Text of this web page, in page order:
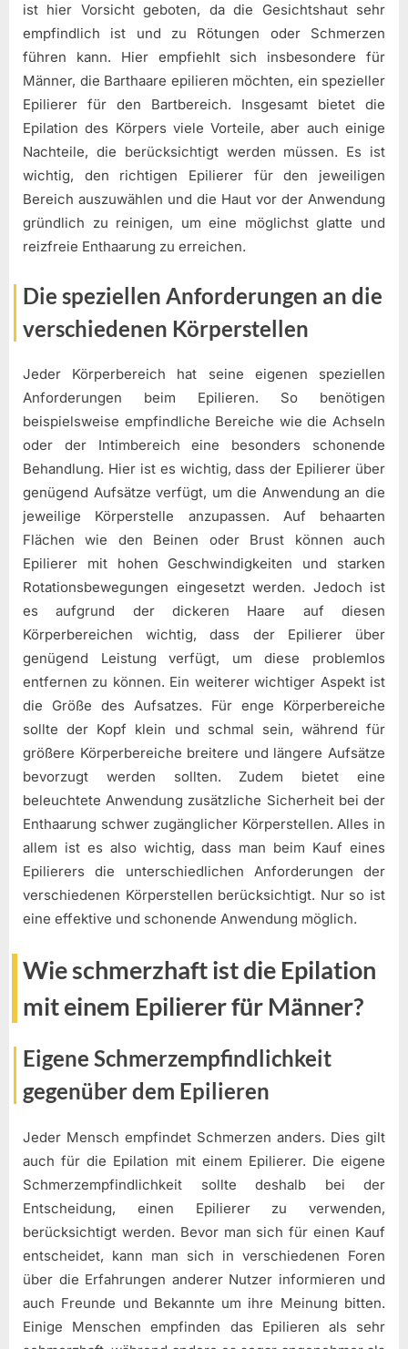
ist hier Vorsicht geboten, da die Gesichtshaut sehr
empfindlich ist und zu Rötungen oder Schmerzen
führen kann. Hier empfiehlt sich insbesondere für
Männer, die Barthaare epilieren möchten, ein spezieller
Epilierer für den Bartbereich. Insgesamt bietet die
Epilation des Körpers viele Vorteile, aber auch einige
Nachteile, die berücksichtigt werden müssen. Es ist
wichtig, den richtigen Epilierer für den jeweiligen
Bereich auszuwählen und die Haut vor der Anwendung
gründlich zu reinigen, um eine möglichst glatte und
reizfreie Enthaarung zu erreichen.
Die speziellen Anforderungen an die
verschiedenen Körperstellen
Jeder Körperbereich hat seine eigenen speziellen
Anforderungen beim Epilieren. So benötigen
beispielsweise empfindliche Bereiche wie die Achseln
oder der Intimbereich eine besonders schonende
Behandlung. Hier ist es wichtig, dass der Epilierer über
genügend Aufsätze verfügt, um die Anwendung an die
jeweilige Körperstelle anzupassen. Auf behaarten
Flächen wie den Beinen oder Brust können auch
Epilierer mit hohen Geschwindigkeiten und starken
Rotationsbewegungen eingesetzt werden. Jedoch ist
es aufgrund der dickeren Haare auf diesen
Körperbereichen wichtig, dass der Epilierer über
genügend Leistung verfügt, um diese problemlos
entfernen zu können. Ein weiterer wichtiger Aspekt ist
die Größe des Aufsatzes. Für enge Körperbereiche
sollte der Kopf klein und schmal sein, während für
größere Körperbereiche breitere und längere Aufsätze
bevorzugt werden sollten. Zudem bietet eine
beleuchtete Anwendung zusätzliche Sicherheit bei der
Enthaarung schwer zugänglicher Körperstellen. Alles in
allem ist es also wichtig, dass man beim Kauf eines
Epilierers die unterschiedlichen Anforderungen der
verschiedenen Körperstellen berücksichtigt. Nur so ist
eine effektive und schonende Anwendung möglich.
Wie schmerzhaft ist die Epilation
mit einem Epilierer für Männer?
Eigene Schmerzempfindlichkeit
gegenüber dem Epilieren
Jeder Mensch empfindet Schmerzen anders. Dies gilt
auch für die Epilation mit einem Epilierer. Die eigene
Schmerzempfindlichkeit sollte deshalb bei der
Entscheidung, einen Epilierer zu verwenden,
berücksichtigt werden. Bevor man sich für einen Kauf
entscheidet, kann man sich in verschiedenen Foren
über die Erfahrungen anderer Nutzer informieren und
auch Freunde und Bekannte um ihre Meinung bitten.
Einige Menschen empfinden das Epilieren als sehr